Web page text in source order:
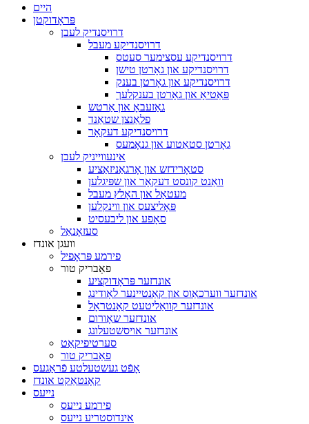
היים
פּראָדוקטן
דרויסנדיק לעבן
דרויסנדיקע מעבל
דרויסנדיקע עסצימער סעטס
דרויסנדיקע און גאָרטן טישן
דרויסנדיקע און גאָרטן בענק
פּאַטיאָ און גאָרטן בענקלעך
גאַזעבאָ און אַרטש
פלאַנצן שטאַנד
דרויסנדיקע דעקאָר
גאָרטן סטאַטוע און גנאָמעס
אינעווייניק לעבן
סטאָרידזש און אָרגאַניזאַציע
וואַנט קונסט דעקאָר און שפּיגלען
מעטאַל און האָלץ מעבל
פּאָליצעס און ווינקלען
סאָפע און ליבעסיט
סעזאָנאַל
וועגן אונדז
פירמע פּראָפיל
פאַבריק טור
אונדזער פּראָדוקציע
אונדזער ווערכאַוס און קאַנטיינער לאָודינג
אונדזער קוואַליטעט קאָנטראָל
אונדזער שאָורום
אונדזער אויסשטעלונג
סערטיפיקאַט
פאַבריק טור
אָפֿט געשטעלטע פֿראַגעס
קאָנטאַקט אונדז
נייעס
פירמע נייעס
אינדוסטריע נייעס